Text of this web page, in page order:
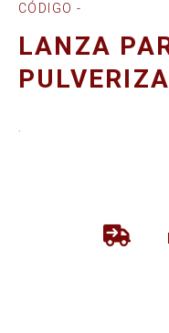
CÓDIGO -
LANZA